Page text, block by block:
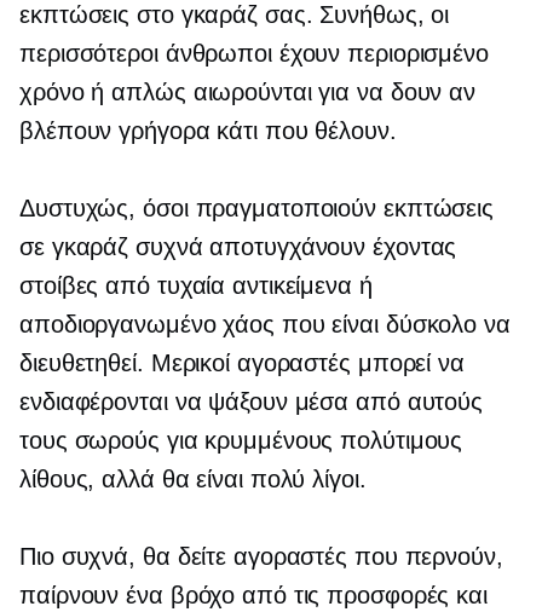
εκπτώσεις στο γκαράζ σας. Συνήθως, οι
περισσότεροι άνθρωποι έχουν περιορισμένο
χρόνο ή απλώς αιωρούνται για να δουν αν
βλέπουν γρήγορα κάτι που θέλουν.
Δυστυχώς, όσοι πραγματοποιούν εκπτώσεις
σε γκαράζ συχνά αποτυγχάνουν έχοντας
στοίβες από τυχαία αντικείμενα ή
αποδιοργανωμένο χάος που είναι δύσκολο να
διευθετηθεί. Μερικοί αγοραστές μπορεί να
ενδιαφέρονται να ψάξουν μέσα από αυτούς
τους σωρούς για κρυμμένους πολύτιμους
λίθους, αλλά θα είναι πολύ λίγοι.
Πιο συχνά, θα δείτε αγοραστές που περνούν,
παίρνουν ένα βρόχο από τις προσφορές και